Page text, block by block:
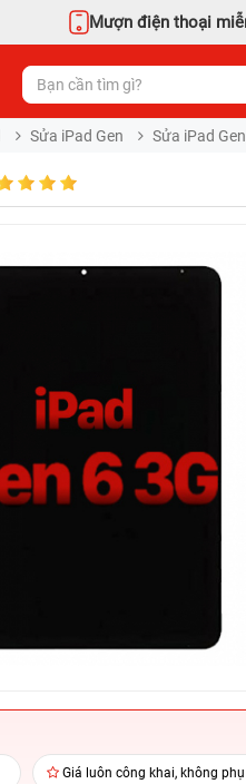
Mượn điện thoại
Sửa iPad Gen Sửa iPad
Giá luôn công khai, không